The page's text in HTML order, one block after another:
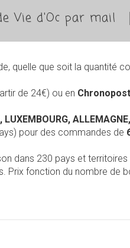
Vie d'Oc par mail
quelle que soit la quantité
de 24€) ou en Chronopost
LUXEMBOURG,
pour des commandes de
dans 230 pays et
Prix fonction du nombre de